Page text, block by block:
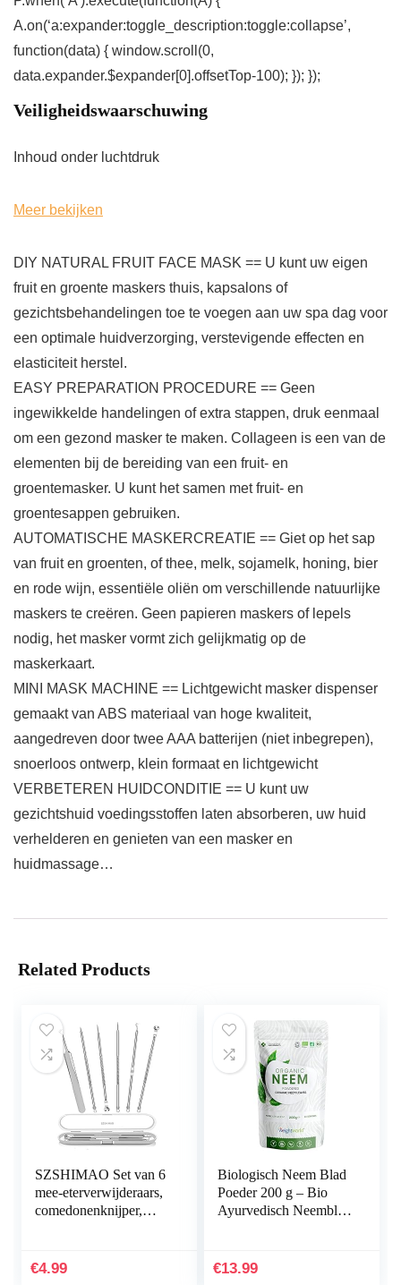
A.on(‘a:expander:toggle_description:toggle:collapse’,
function(data) { window.scroll(0,
data.expander.$expander[0].offsetTop-100); }); });
Veiligheidswaarschuwing
Inhoud onder luchtdruk
Meer bekijken
DIY NATURAL FRUIT FACE MASK == U kunt uw eigen
fruit en groente maskers thuis, kapsalons of
gezichtsbehandelingen toe te voegen aan uw spa dag voor
een optimale huidverzorging, verstevigende effecten en
elasticiteit herstel.
EASY PREPARATION PROCEDURE == Geen
ingewikkelde handelingen of extra stappen, druk eenmaal
om een gezond masker te maken. Collageen is een van de
elementen bij de bereiding van een fruit- en
groentemasker. U kunt het samen met fruit- en
groentesappen gebruiken.
AUTOMATISCHE MASKERCREATIE == Giet op het sap
van fruit en groenten, of thee, melk, sojamelk, honing, bier
en rode wijn, essentiële oliën om verschillende natuurlijke
maskers te creëren. Geen papieren maskers of lepels
nodig, het masker vormt zich gelijkmatig op de
maskerkaart.
MINI MASK MACHINE == Lichtgewicht masker dispenser
gemaakt van ABS materiaal van hoge kwaliteit,
aangedreven door twee AAA batterijen (niet inbegrepen),
snoerloos ontwerp, klein formaat en lichtgewicht
VERBETEREN HUIDCONDITIE == U kunt uw
gezichtshuid voedingsstoffen laten absorberen, uw huid
verhelderen en genieten van een masker en
huidmassage…
Related Products
SZSHIMAO Set van 6
mee-eterverwijderaars,
comedonenknijper,
whiteheads voor…
€4.99
Biologisch Neem Blad
Poeder 200 g – Bio
Ayurvedisch Neemblad
vegan en…
€13.99